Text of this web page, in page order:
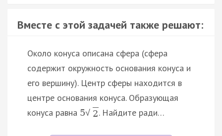
Вместе с этой задачей также решают:
Около конуса описана сфера (сфера
содержит окружность основания конуса и
его вершину). Центр сферы находится в
центре основания конуса. Образующая
конуса равна 5√ 2. Найдите ради…